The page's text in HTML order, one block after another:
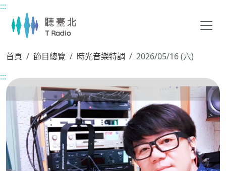
主要內容區塊
:::
首頁 節目總覽 時光音樂特調
2026/05/16 (六)
:::